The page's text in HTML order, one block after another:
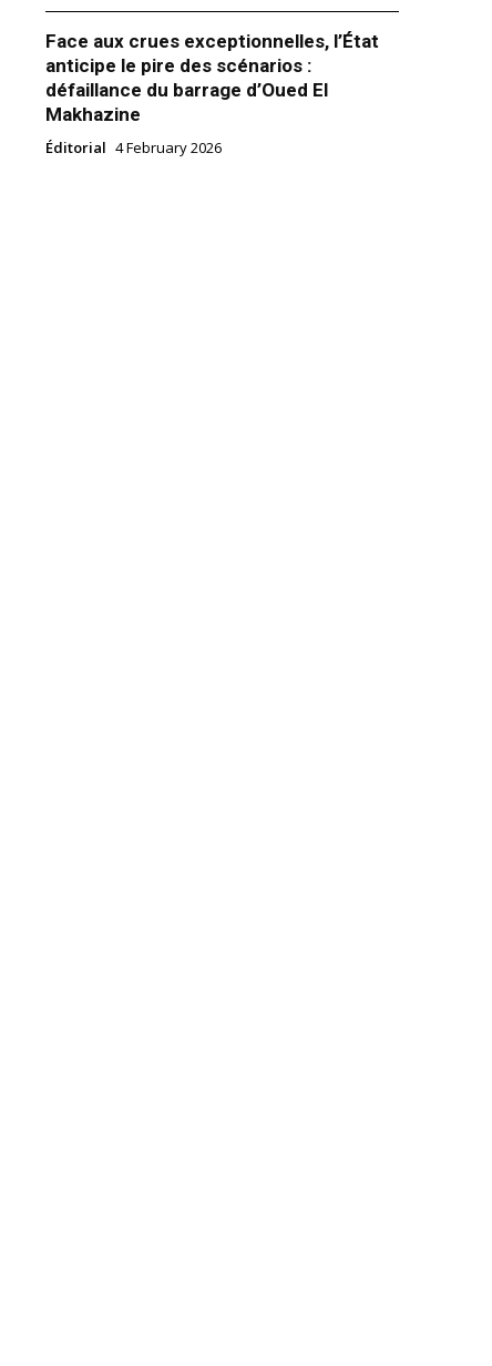
Face aux crues exceptionnelles, l’État
anticipe le pire des scénarios :
défaillance du barrage d’Oued El
Makhazine
Éditorial 4 February 2026